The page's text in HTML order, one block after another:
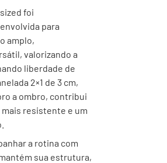
foi
para
amplo,
valorizando a
liberdade de
2×1 de 3 cm,
a ombro, contribui
resistente e um
a rotina com
sua estrutura,